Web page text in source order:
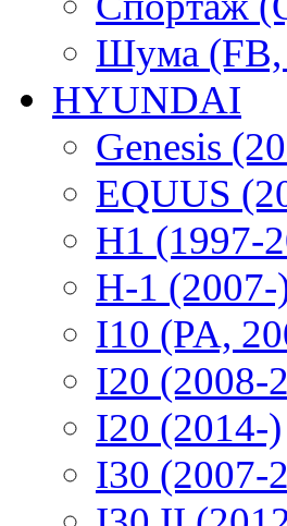
Шума (FB,
HYUNDAI
Genesis
EQUUS
H1 (1997-
H-1 (2007-
I10 (PA,
I20 (2008-
I20 (2014-)
I30 (2007-